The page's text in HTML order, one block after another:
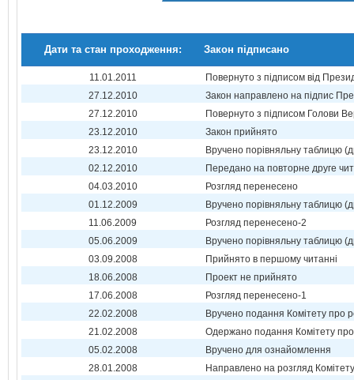
Дати та стан проходження: Закон підписано
11.01.2011
Повернуто з підписом від
27.12.2010
Закон направлено на підпис
27.12.2010
Повернуто з підписом Голови
23.12.2010
Закон прийнято
23.12.2010
Вручено порівняльну таблицю
02.12.2010
Передано на повторне друге
04.03.2010
Розгляд перенесено
01.12.2009
Вручено порівняльну таблицю
11.06.2009
Розгляд перенесено-2
05.06.2009
Вручено порівняльну таблицю
03.09.2008
Прийнято в першому читанні
18.06.2008
Проект не прийнято
17.06.2008
Розгляд перенесено-1
22.02.2008
Вручено подання Комітету про
21.02.2008
Одержано подання Комітету
05.02.2008
Вручено для ознайомлення
28.01.2008
Направлено на розгляд Комітету